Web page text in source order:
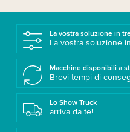
La vostra soluzione in
La vostra soluzione
Macchine disponibili a
Brevi tempi di
Lo Show Truck
arriva da te!